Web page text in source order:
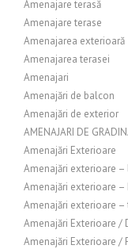
Amenajare terasă
Amenajare terase
Amenajarea exterioară
Amenajarea terasei
Amenajari
Amenajări de balcon
Amenajări de exterior
AMENAJARI DE
Amenajări Exterioare
Amenajări exterioare –
Amenajări exterioare –
Amenajări exterioare –
Amenajări Exterioare /
Amenajări Exterioare /